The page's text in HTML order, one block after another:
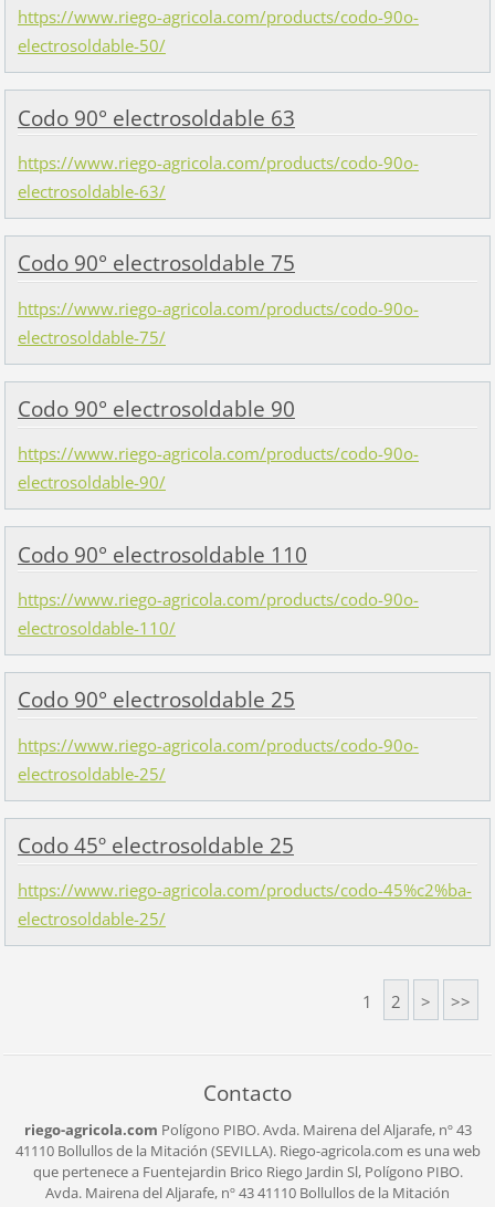
https://www.riego-agricola.com/products/codo-90o-
electrosoldable-50/
Codo 90° electrosoldable 63
https://www.riego-agricola.com/products/codo-90o-
electrosoldable-63/
Codo 90° electrosoldable 75
https://www.riego-agricola.com/products/codo-90o-
electrosoldable-75/
Codo 90° electrosoldable 90
https://www.riego-agricola.com/products/codo-90o-
electrosoldable-90/
Codo 90° electrosoldable 110
https://www.riego-agricola.com/products/codo-90o-
electrosoldable-110/
Codo 90° electrosoldable 25
https://www.riego-agricola.com/products/codo-90o-
electrosoldable-25/
Codo 45º electrosoldable 25
https://www.riego-agricola.com/products/codo-45%c2%ba-
electrosoldable-25/
1 2 > >>
Contacto
riego-agricola.com Polígono PIBO.Avda. Mairena del Aljarafe, nº 43
41110 Bollullos de la Mitación (SEVILLA). Riego-agricola.com es una web
que pertenece a Fuentejardin Brico Riego Jardin Sl,Polígono PIBO.
Avda. Mairena del Aljarafe, nº 4341110 Bollullos de la Mitación